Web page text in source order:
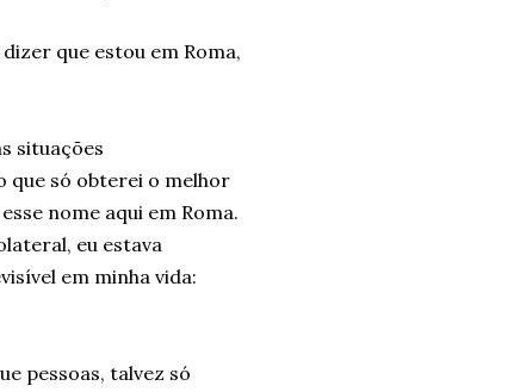
que estou em Roma,
situações
que só obterei o melhor
nome aqui em Roma.
eu estava
em minha vida:
pessoas, talvez só